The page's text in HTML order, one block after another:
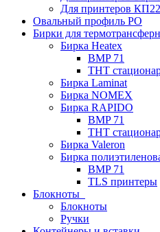
Для принтеров
Овальный профиль PO
Бирки для
Бирка Heatex
BMP 71
THT
Бирка Laminat
Бирка NOMEX
Бирка RAPIDO
BMP 71
THT
Бирка Valeron
Бирка
BMP 71
TLS принтеры
Блокноты
Блокноты
Ручки